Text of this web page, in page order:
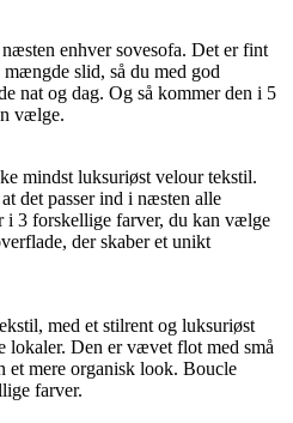
enhver sovesofa. Det er fint
slid, så du med god
nat og dag. Og så kommer den i 5
vælge.
mindst luksuriøst velour tekstil.
det passer ind i næsten alle
i 3 forskellige farver, du kan vælge
der skaber et unikt
med et stilrent og luksuriøst
lokaler. Den er vævet flot med små
et mere organisk look. Boucle
farver.